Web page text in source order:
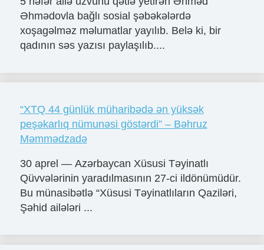
Əhmədovla bağlı sosial şəbəkələrdə
xoşagəlməz məlumatlar yayılıb. Belə ki, bir
qadının səs yazısı paylaşılıb....
“XTQ 44 günlük müharibədə ən yüksək
peşəkarlıq nümunəsi göstərdi” – Bəhruz
Məmmədzadə
30 aprel — Azərbaycan Xüsusi Təyinatlı
Qüvvələrinin yaradılmasının 27-ci ildönümüdür.
Bu münasibətlə “Xüsusi Təyinatlıların Qaziləri,
Şəhid ailələri ...